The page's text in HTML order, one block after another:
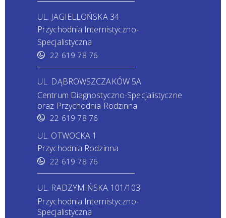
UL. JAGIELLOŃSKA 34
Przychodnia Internistyczno-
Specjalistyczna
22 619 78 76
UL. DĄBROWSZCZAKÓW 5A
Centrum Diagnostyczno-Specjalistyczne
oraz Przychodnia Rodzinna
22 619 78 76
UL. OTWOCKA 1
Przychodnia Rodzinna
22 619 78 76
UL. RADZYMIŃSKA 101/103
Przychodnia Internistyczno-
Specjalistyczna